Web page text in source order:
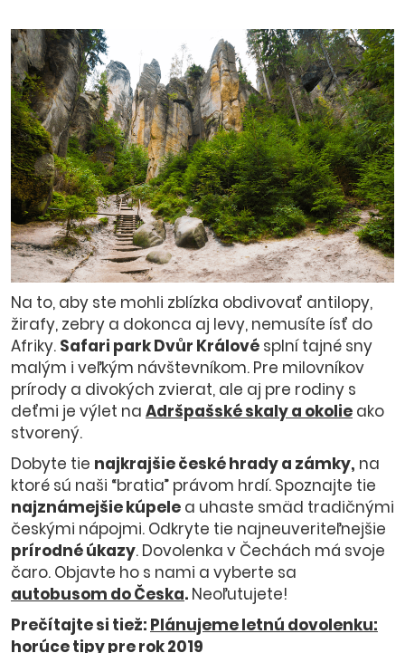
Na to, aby ste mohli zblízka obdivovať antilopy,
žirafy, zebry a dokonca aj levy, nemusíte ísť do
Afriky. Safari park Dvůr Králové splní tajné sny
malým i veľkým návštevníkom. Pre milovníkov
prírody a divokých zvierat, ale aj pre rodiny s
deťmi je výlet na Adršpašské skaly a okolie ako
stvorený.
Dobyte tie najkrajšie české hrady a zámky, na
ktoré sú naši “bratia” právom hrdí. Spoznajte tie
najznámejšie kúpele a uhaste smäd tradičnými
českými nápojmi. Odkryte tie najneuveriteľnejšie
prírodné úkazy. Dovolenka v Čechách má svoje
čaro. Objavte ho s nami a vyberte sa
autobusom do Česka. Neoľutujete!
Prečítajte si tiež: Plánujeme letnú dovolenku:
horúce tipy pre rok 2019